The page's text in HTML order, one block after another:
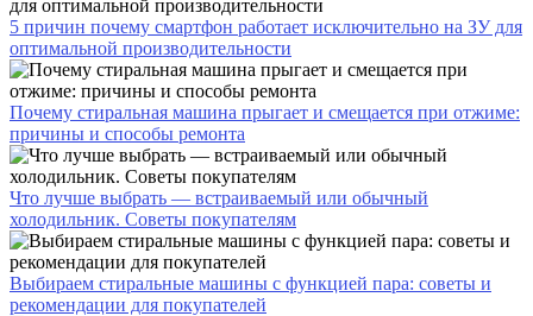
5 причин почему смартфон работает исключительно на ЗУ для
оптимальной производительности
Почему стиральная машина прыгает и смещается при отжиме:
причины и способы ремонта
Что лучше выбрать — встраиваемый или обычный
холодильник. Советы покупателям
Выбираем стиральные машины с функцией пара: советы и
рекомендации для покупателей